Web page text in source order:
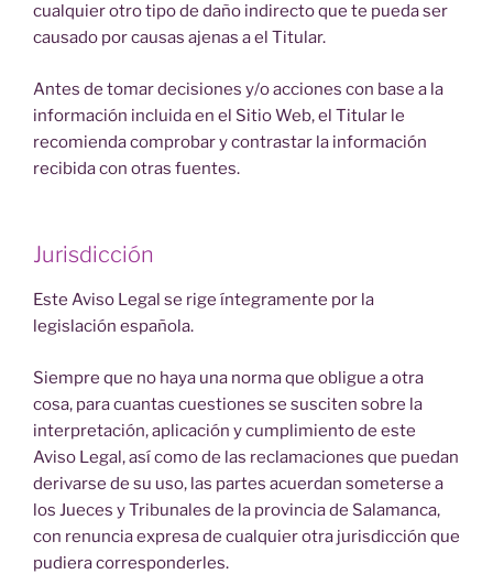
cualquier otro tipo de daño indirecto que te pueda ser
causado por causas ajenas a el Titular.
Antes de tomar decisiones y/o acciones con base a la
información incluida en el Sitio Web, el Titular le
recomienda comprobar y contrastar la información
recibida con otras fuentes.
Jurisdicción
Este Aviso Legal se rige íntegramente por la
legislación española.
Siempre que no haya una norma que obligue a otra
cosa, para cuantas cuestiones se susciten sobre la
interpretación, aplicación y cumplimiento de este
Aviso Legal, así como de las reclamaciones que puedan
derivarse de su uso, las partes acuerdan someterse a
los Jueces y Tribunales de la provincia de Salamanca,
con renuncia expresa de cualquier otra jurisdicción que
pudiera corresponderles.